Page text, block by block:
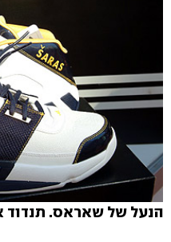
הנעל של שאראס. תנדוד